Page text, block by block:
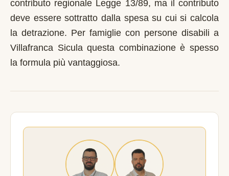
contributo regionale Legge 13/89, ma il contributo
deve essere sottratto dalla spesa su cui si calcola
la detrazione. Per famiglie con persone disabili a
Villafranca Sicula questa combinazione è spesso
la formula più vantaggiosa.